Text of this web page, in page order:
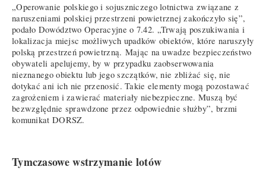
„Operowanie polskiego i sojuszniczego lotnictwa związane z
naruszeniami polskiej przestrzeni powietrznej zakończyło się”,
podało Dowództwo Operacyjne o 7.42. „Trwają poszukiwania i
lokalizacja miejsc możliwych upadków obiektów, które naruszyły
polską przestrzeń powietrzną. Mając na uwadze bezpieczeństwo
obywateli apelujemy, by w przypadku zaobserwowania
nieznanego obiektu lub jego szczątków, nie zbliżać się, nie
dotykać ani ich nie przenosić. Takie elementy mogą pozostawać
zagrożeniem i zawierać materiały niebezpieczne. Muszą być
bezwzględnie sprawdzone przez odpowiednie służby”, brzmi
komunikat DORSZ.
Tymczasowe wstrzymanie lotów